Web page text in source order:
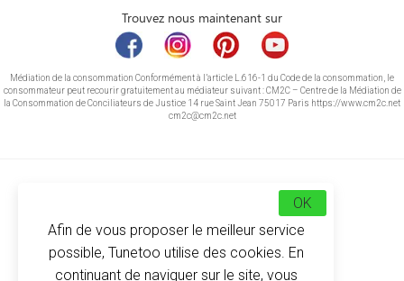
Trouvez nous maintenant sur
Médiation de la consommation Conformément à l’article L.616-1 du Code de la consommation, le
consommateur peut recourir gratuitement au médiateur suivant : CM2C – Centre de la Médiation de
la Consommation de Conciliateurs de Justice 14 rue Saint Jean 75017 Paris https://www.cm2c.net
cm2c@cm2c.net
Afin de vous proposer le meilleur service
possible, Tunetoo utilise des cookies. En
continuant de naviguer sur le site, vous
OK